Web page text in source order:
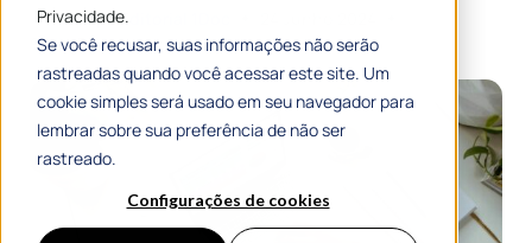
Privacidade.
Se você recusar, suas informações não serão
rastreadas quando você acessar este site. Um
cookie simples será usado em seu navegador para
lembrar sobre sua preferência de não ser
rastreado.
Configurações de cookies
PorEquipe Editorial 1Doc
9 Min De Leitura